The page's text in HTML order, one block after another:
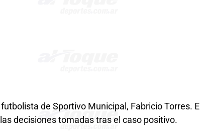
de Sportivo Municipal, Fabricio Torres. El
decisiones tomadas tras el caso positivo.